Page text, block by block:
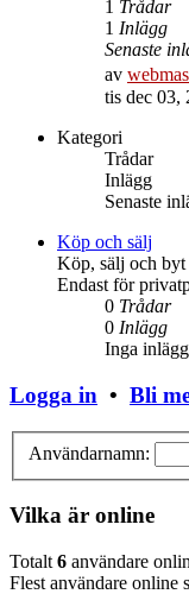
1 Trådar
1 Inlägg
Senaste
av
tis dec 03,
Kategori
Trådar
Inlägg
Senaste
Köp och sälj
Köp, sälj och byt
Endast för
0 Trådar
0 Inlägg
Inga inlägg
Logga in • Bli
Användarnamn:
Vilka är online
Totalt 6 användare
Flest användare online